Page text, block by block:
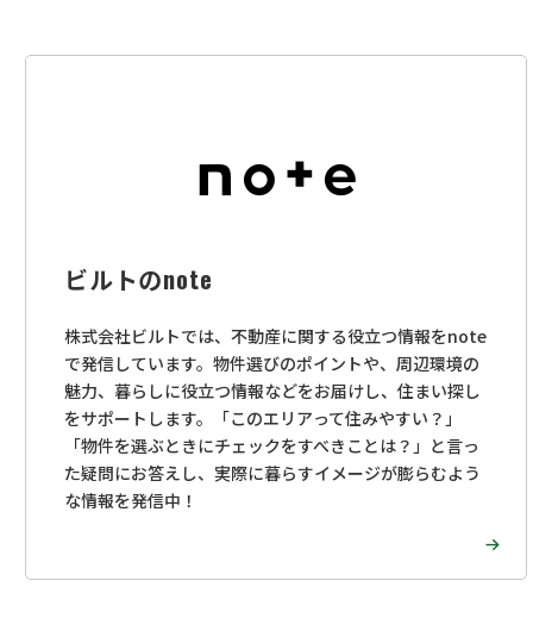
ビルトのnote
株式会社ビルトでは、不動産に関する役立つ情報をnote
で発信しています。物件選びのポイントや、周辺環境の
魅力、暮らしに役立つ情報などをお届けし、住まい探し
をサポートします。「このエリアって住みやすい？」
「物件を選ぶときにチェックをすべきことは？」と言っ
た疑問にお答えし、実際に暮らすイメージが膨らむよう
な情報を発信中！